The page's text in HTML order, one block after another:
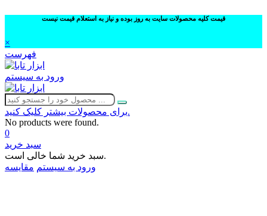
قیمت کلیه محصولات سایت به روز بوده و نیاز به استعلام قیمت نیست
×
فهرست
ورود به سیستم
برای محصولات بیشتر کلیک کنید.
No products were found.
0
سبد خرید
سبد خرید شما خالی است.
ورود به سیستم مقایسه